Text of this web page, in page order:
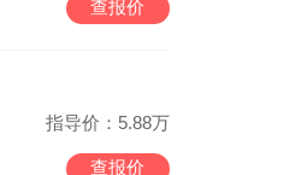
查报价
指导价：5.88万
查报价